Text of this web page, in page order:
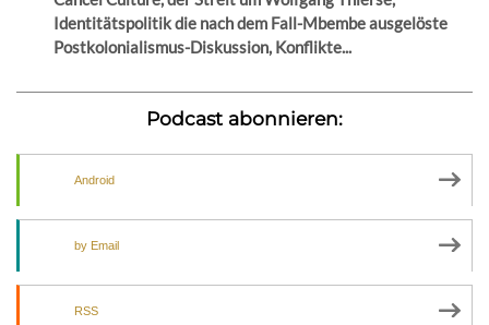
Identitätspolitik die nach dem Fall-Mbembe ausgelöste
Postkolonialismus-Diskussion, Konflikte...
Podcast abonnieren:
Android
by Email
RSS